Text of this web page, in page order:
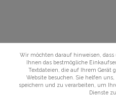
Wir möchten darauf hinweisen, dass
Ihnen das bestmögliche
Textdateien, die auf Ihrem Gerät
Website besuchen. Sie helfen
speichern und zu verarbeiten, um
Dienste